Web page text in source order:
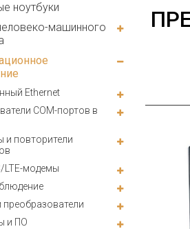
ноутбуки
машинного
Ethernet
COM-портов в
и повторители
LTE-модемы
преобразователи
и ПО